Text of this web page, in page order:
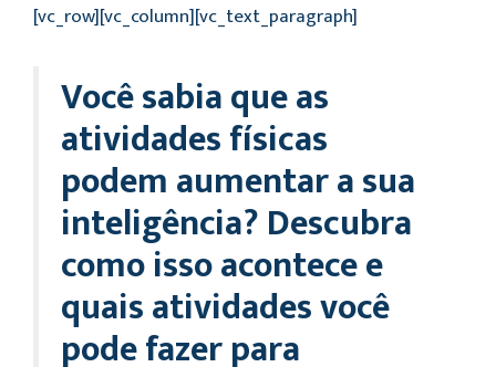
[vc_row][vc_column][vc_text_paragraph]
Você sabia que as
atividades físicas
podem aumentar a sua
inteligência? Descubra
como isso acontece e
quais atividades você
pode fazer para